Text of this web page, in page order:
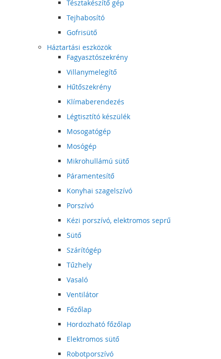
Tésztakészítő gép
Tejhabosító
Gofrisütő
Háztartási eszközök
Fagyasztószekrény
Villanymelegítő
Hűtőszekrény
Klímaberendezés
Légtisztító készülék
Mosogatógép
Mosógép
Mikrohullámú sütő
Páramentesítő
Konyhai szagelszívó
Porszívó
Kézi porszívó, elektromos seprű
Sütő
Szárítógép
Tűzhely
Vasaló
Ventilátor
Főzőlap
Hordozható főzőlap
Elektromos sütő
Robotporszívó